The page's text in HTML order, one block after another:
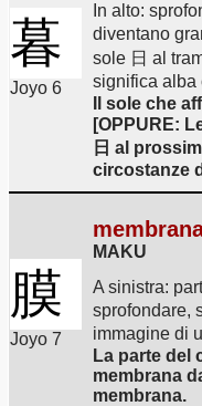
暮
Joyo 6
In alto:
diventano
sole 日 al
significa alba
Il sole che
[OPPURE:
日 al
circostanze
膜
Joyo 7
MAKU
A sinistra:
sprofondare,
immagine di
La parte del
membrana
membrana.